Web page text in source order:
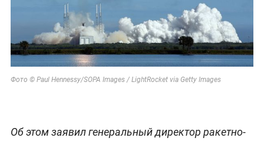
Фото © Paul Hennessy/SOPA Images / LightRocket via Getty Images
Об этом заявил генеральный директор ракетно-